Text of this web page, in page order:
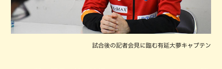
試合後の記者会見に臨む有延大夢キャプテン